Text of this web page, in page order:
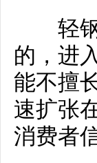
轻钢
的，进
能不擅
速扩张
消费者